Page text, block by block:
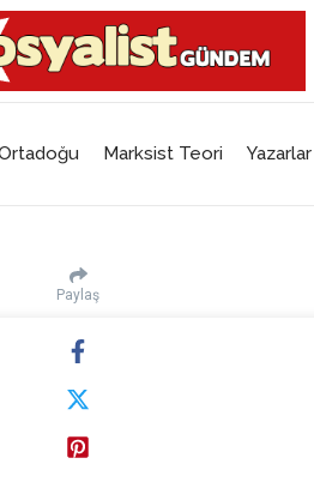
Marksist Teori Yazarlar
Paylaş